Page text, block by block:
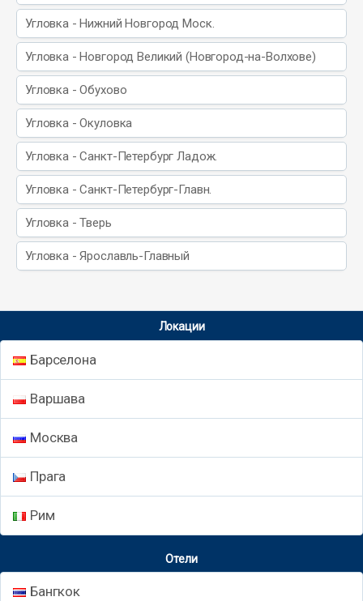
Угловка - Нижний Новгород Моск.
Угловка - Новгород Великий (Новгород-на-Волхове)
Угловка - Обухово
Угловка - Окуловка
Угловка - Санкт-Петербург Ладож.
Угловка - Санкт-Петербург-Главн.
Угловка - Тверь
Угловка - Ярославль-Главный
Локации
Барселона
Варшава
Москва
Прага
Рим
Отели
Бангкок